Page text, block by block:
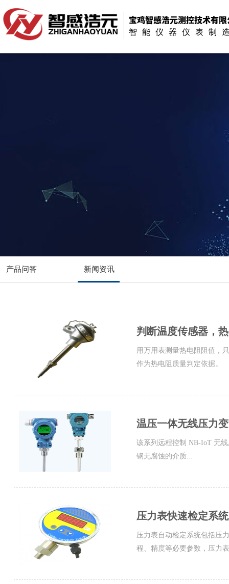
宝鸡智感浩元测控技术有
智能仪器仪表制
产品问答 新闻资讯
判断温度传感器，
用万用表测量热电阻阻值，
作为热电阻质量判定依据。
温压一体无线压力
该系列远程控制 NB-IoT 无
钢无腐蚀的介质...
压力表快速检定系
压力表自动检定系统包括压
程、精度等必要参数，压力